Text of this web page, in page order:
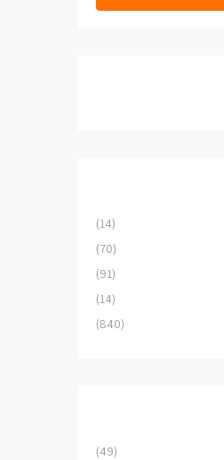
(14)
(70)
(91)
(14)
(840)
(49)